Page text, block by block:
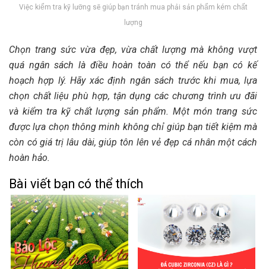
Việc kiểm tra kỹ lưỡng sẽ giúp bạn tránh mua phải sản phẩm kém chất
lượng
Chọn trang sức vừa đẹp, vừa chất lượng mà không vượt
quá ngân sách là điều hoàn toàn có thể nếu bạn có kế
hoạch hợp lý. Hãy xác định ngân sách trước khi mua, lựa
chọn chất liệu phù hợp, tận dụng các chương trình ưu đãi
và kiểm tra kỹ chất lượng sản phẩm. Một món trang sức
được lựa chọn thông minh không chỉ giúp bạn tiết kiệm mà
còn có giá trị lâu dài, giúp tôn lên vẻ đẹp cá nhân một cách
hoàn hảo.
Bài viết bạn có thể thích